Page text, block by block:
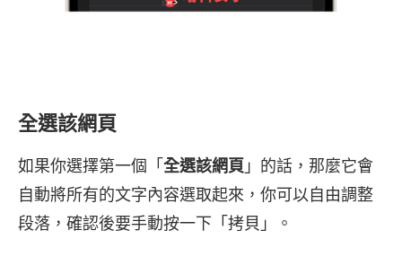
全選該網頁
如果你選擇第一個「 全選該網頁 」的話，那麼它會
自動將所有的文字內容選取起來，你可以自由調整
段落，確認後要手動按一下「拷貝」。